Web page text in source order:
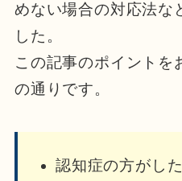
めない場合の対応法な
した。
この記事のポイントを
の通りです。
認知症の方がし